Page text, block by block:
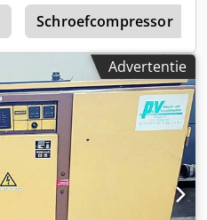
Schroefcompressor
Advertentie